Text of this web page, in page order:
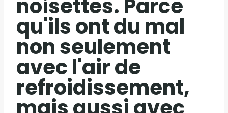
noisettes. Parce
qu'ils ont du mal
non seulement
avec l'air de
refroidissement,